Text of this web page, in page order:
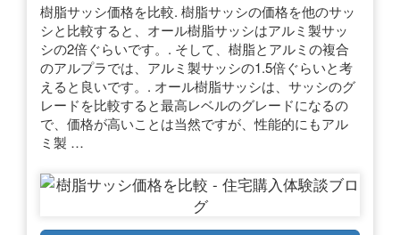
樹脂サッシ価格を比較. 樹脂サッシの価格を他のサッ
シと比較すると、オール樹脂サッシはアルミ製サッ
シの2倍ぐらいです。. そして、樹脂とアルミの複合
のアルプラでは、アルミ製サッシの1.5倍ぐらいと考
えると良いです。. オール樹脂サッシは、サッシのグ
レードを比較すると最高レベルのグレードになるの
で、価格が高いことは当然ですが、性能的にもアル
ミ製 …